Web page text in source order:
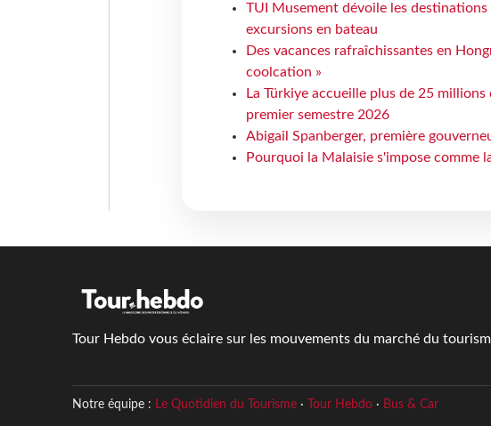
TUI Musement dévoile les
excursions en bateau
Des vacances rafraîchissantes en
coolcation »
La Türkiye accueille plus de 25
premier semestre 2026
Abigail Spanberger, première
Pourquoi la Malaisie s'impose comme
Tour Hebdo vous éclaire sur les mouvements du marché du
Notre équipe : Le Quotidien du Tourisme· Tour Hebdo· Bus & Car